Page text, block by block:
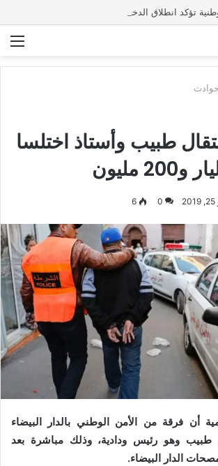
طبيب وأستاذ اختلسا
مليون
0
6
أن فرقة من الأمن الوطني بالدار البيضاء
وهو رئيس ودادية، وذلك مباشرة بعد
الدار البيضاء.